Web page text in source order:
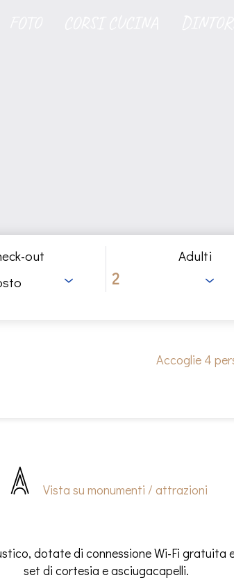
out
Adulti
Accoglie 4
Vista su monumenti / attrazioni
dotate di connessione Wi-Fi gratuita
set di cortesia e asciugacapelli.